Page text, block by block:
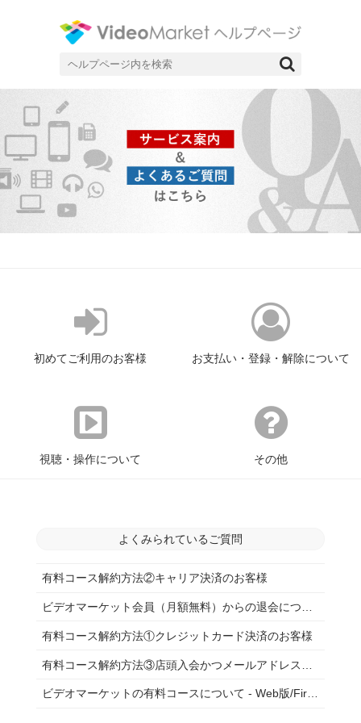
ヘルプページ|ネット動画配信サー
ビスのビデオマーケット
ネット動画配信サービスビデオマーケットのヘルプページです。
検
対
象:
初めてご利用のお客様 お支払い・登録・解除について
視聴・操作について その他
よくみられているご質問
有料コース解約方法②キャリア決済のお客様
有料コース解約方法①クレジットカード決済のお客様
ビデオマーケットの有料コースについて - Web版/FireTV版